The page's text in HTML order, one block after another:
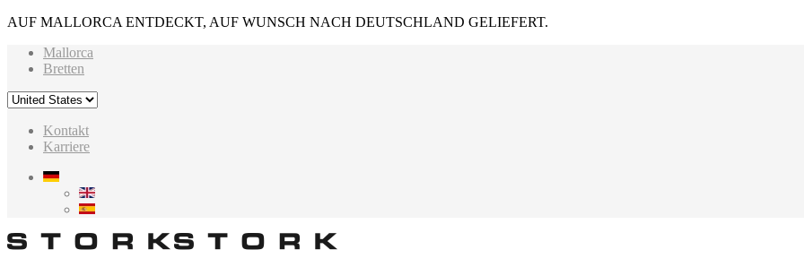
AUF MALLORCA ENTDECKT, AUF WUNSCH NACH DEUTSCHLAND GELIEFERT.
Mallorca
Bretten
Kontakt
Karriere